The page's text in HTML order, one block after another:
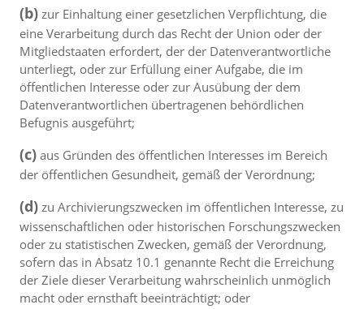
(b) zur Einhaltung einer gesetzlichen Verpflichtung, die
eine Verarbeitung durch das Recht der Union oder der
Mitgliedstaaten erfordert, der der Datenverantwortliche
unterliegt, oder zur Erfüllung einer Aufgabe, die im
öffentlichen Interesse oder zur Ausübung der dem
Datenverantwortlichen übertragenen behördlichen
Befugnis ausgeführt;
(c) aus Gründen des öffentlichen Interesses im Bereich
der öffentlichen Gesundheit, gemäß der Verordnung;
(d) zu Archivierungszwecken im öffentlichen Interesse, zu
wissenschaftlichen oder historischen Forschungszwecken
oder zu statistischen Zwecken, gemäß der Verordnung,
sofern das in Absatz 10.1 genannte Recht die Erreichung
der Ziele dieser Verarbeitung wahrscheinlich unmöglich
macht oder ernsthaft beeinträchtigt; oder